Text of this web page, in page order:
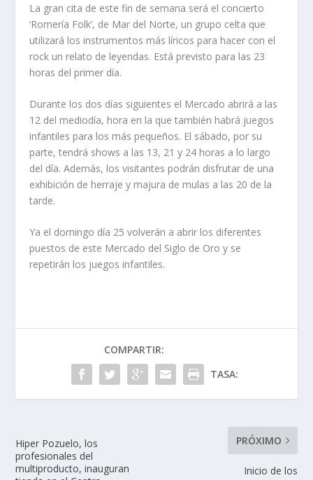
La gran cita de este fin de semana será el concierto
‘Romería Folk’, de Mar del Norte, un grupo celta que
utilizará los instrumentos más líricos para hacer con el
rock un relato de leyendas. Está previsto para las 23
horas del primer día.
Durante los dos días siguientes el Mercado abrirá a las
12 del mediodía, hora en la que también habrá juegos
infantiles para los más pequeños. El sábado, por su
parte, tendrá shows a las 13, 21 y 24 horas a lo largo
del día. Además, los visitantes podrán disfrutar de una
exhibición de herraje y majura de mulas a las 20 de la
tarde.
Ya el domingo día 25 volverán a abrir los diferentes
puestos de este Mercado del Siglo de Oro y se
repetirán los juegos infantiles.
COMPARTIR:
TASA:
Hiper Pozuelo, los
profesionales del
multiproducto, inauguran
PRÓXIMO
Inicio de los